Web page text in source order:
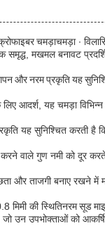
चमड़ाचमड़ा ∙
मखमल बनावट
और नरम प्रकृति यह
आदर्श, यह चमड़ा
यह सुनिश्चित करती
वाले गुण नमी को दूर
और ताजगी बनाए रखने
मिमी की स्थितिनरम सूड
जो उन उपभोक्ताओं को